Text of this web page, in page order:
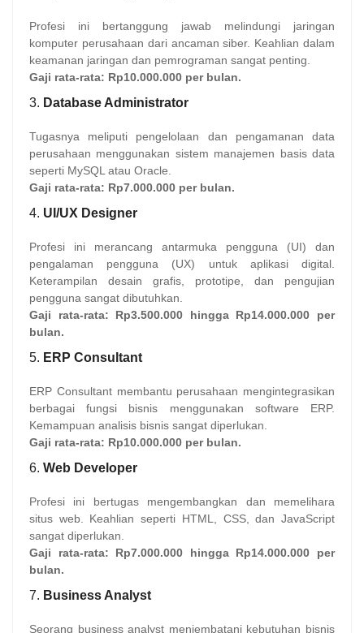
Profesi ini bertanggung jawab melindungi jaringan
komputer perusahaan dari ancaman siber. Keahlian dalam
keamanan jaringan dan pemrograman sangat penting.
Gaji rata-rata: Rp10.000.000 per bulan.
3. Database Administrator
Tugasnya meliputi pengelolaan dan pengamanan data
perusahaan menggunakan sistem manajemen basis data
seperti MySQL atau Oracle.
Gaji rata-rata: Rp7.000.000 per bulan.
4. UI/UX Designer
Profesi ini merancang antarmuka pengguna (UI) dan
pengalaman pengguna (UX) untuk aplikasi digital.
Keterampilan desain grafis, prototipe, dan pengujian
pengguna sangat dibutuhkan.
Gaji rata-rata: Rp3.500.000 hingga Rp14.000.000 per
bulan.
5. ERP Consultant
ERP Consultant membantu perusahaan mengintegrasikan
berbagai fungsi bisnis menggunakan software ERP.
Kemampuan analisis bisnis sangat diperlukan.
Gaji rata-rata: Rp10.000.000 per bulan.
6. Web Developer
Profesi ini bertugas mengembangkan dan memelihara
situs web. Keahlian seperti HTML, CSS, dan JavaScript
sangat diperlukan.
Gaji rata-rata: Rp7.000.000 hingga Rp14.000.000 per
bulan.
7. Business Analyst
Seorang business analyst menjembatani kebutuhan bisnis